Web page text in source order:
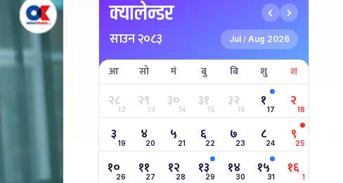
क्यालेन्डर
साउन २०८३ Jul / Aug 2026
आ सो मं बु बि शु श
२८12 २९13 ३०14 ३१15 ३२16 १17 २18
३ 19 ४20 ५ 21 ६22 ७23 ८24 ९25
१०26 ११27 १२28 १३29 १४30 १५31 १६ 1